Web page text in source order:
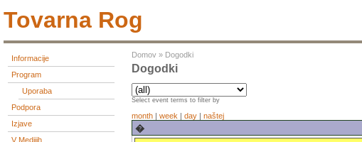
Tovarna Rog
Informacije
Program
Uporaba
Podpora
Izjave
V Medijih
Domov » Dogodki
Dogodki
Select event terms to filter by
month | week | day | naštej
�